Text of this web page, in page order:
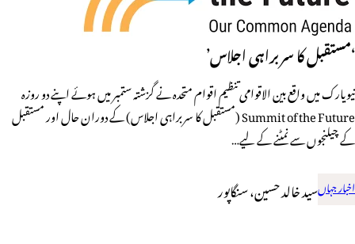
‘مستقبل کا سربراہی اجلاس’
نیویارک میں واقع بین الاقوامی تنظیم اقوام متحدہ نے گزشتہ ستمبر میں ہوئے اپنے دو روزہ
Summit of the Future (مستقبل کا سربراہی اجلاس) کے دوران حال اور مستقبل
کے چیلنجوں سے نمٹنے کے لیے…
اخبار جہاںسید خالد حسین، سنگاپور